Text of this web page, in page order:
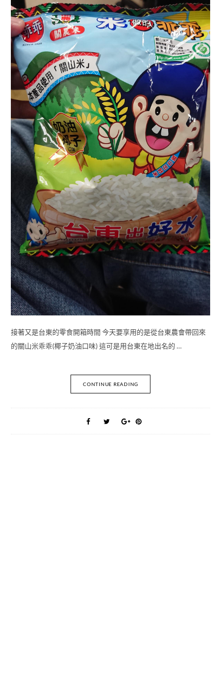
接著又是台東的零食開箱時間 今天要享用的是從台東農會帶回來
的關山米乖乖(椰子奶油口味) 這可是用台東在地出名的 …
CONTINUE READING